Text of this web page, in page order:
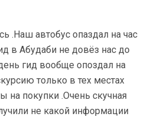
.Наш автобус опаздал на час
в Абудаби не довёз нас до
гид вообще опоздал на
только в тех местах
на покупки .Очень скучная
не какой информации